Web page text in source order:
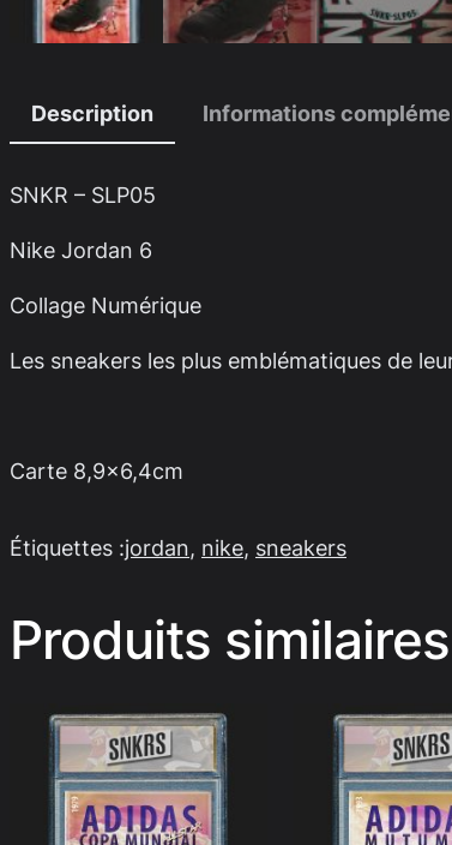
Description Informations
SNKR – SLP05
Nike Jordan 6
Collage Numérique
Les sneakers les plus emblématiques de
Carte 8,9×6,4cm
Étiquettes :jordan, nike, sneakers
Produits similaires